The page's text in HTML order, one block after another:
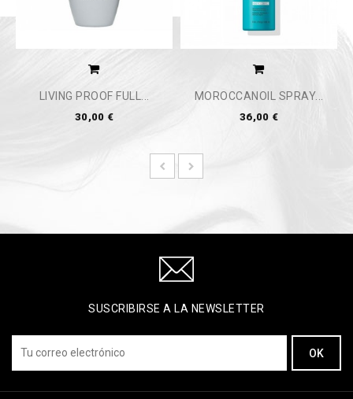
LIVING PROOF FULL...
30,00 €
MOROCCANOIL SPRAY...
36,00 €
SUSCRIBIRSE A LA NEWSLETTER